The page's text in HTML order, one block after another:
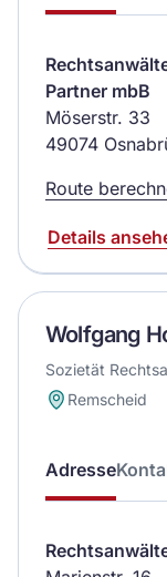
Partner mbB
Möserstr. 33
49074
Route
Details
Wolfgang
Sozietät
Remscheid
Adresse